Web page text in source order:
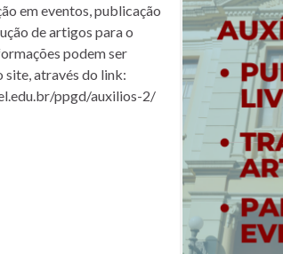
em eventos, publicação
de artigos para o
podem ser
site, através do link:
ppgd/auxilios-2/